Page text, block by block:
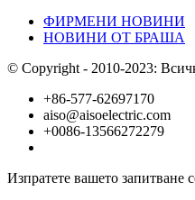
ФИРМЕНИ НОВИНИ
НОВИНИ ОТ БРАША
© Copyright - 2010-2023:
+86-577-62697170
aiso@aisoelectric.com
+0086-13566272279
Изпратете вашето запитване